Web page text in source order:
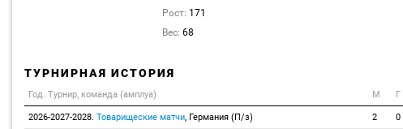
Рост: 171
Вес: 68
ТУРНИРНАЯ ИСТОРИЯ
Год. Турнир, команда (амплуа) М Г
2026-2027-2028. Товарищеские матчи, Германия (П/з) 2 0